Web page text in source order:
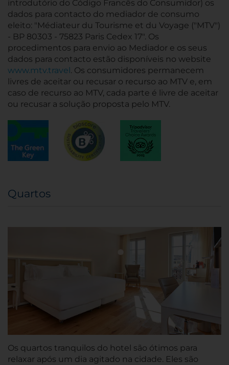
introdutório do Código Francês do Consumidor) os
dados para contacto do mediador de consumo
eleito: "Médiateur du Tourisme et du Voyage ("MTV")
- BP 80303 - 75823 Paris Cedex 17". Os
procedimentos para envio ao Mediador e os seus
dados para contacto estão disponíveis no website
www.mtv.travel . Os consumidores permanecem
livres de aceitar ou recusar o recurso ao MTV e, em
caso de recurso ao MTV, cada parte é livre de aceitar
ou recusar a solução proposta pelo MTV.
Quartos
Os quartos tranquilos do hotel são ótimos para
relaxar após um dia agitado na cidade. Eles são